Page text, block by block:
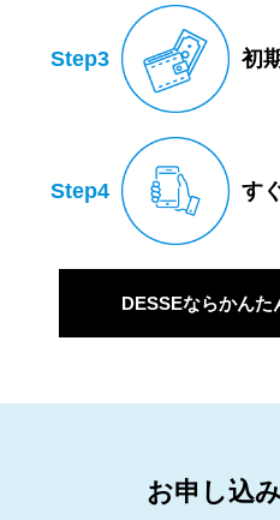
Step3 初
Step4 す
DESSEならかんた
お申し込